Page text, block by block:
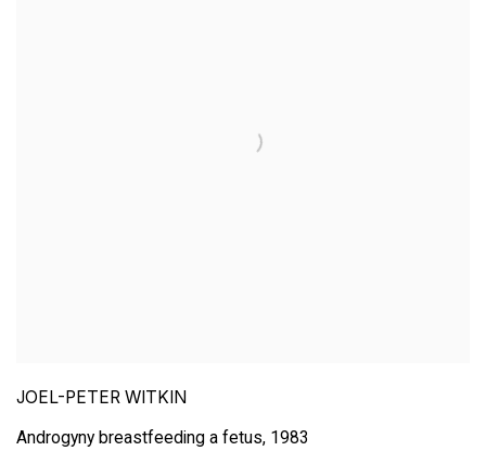
JOEL-PETER WITKIN
Androgyny breastfeeding a fetus, 1983